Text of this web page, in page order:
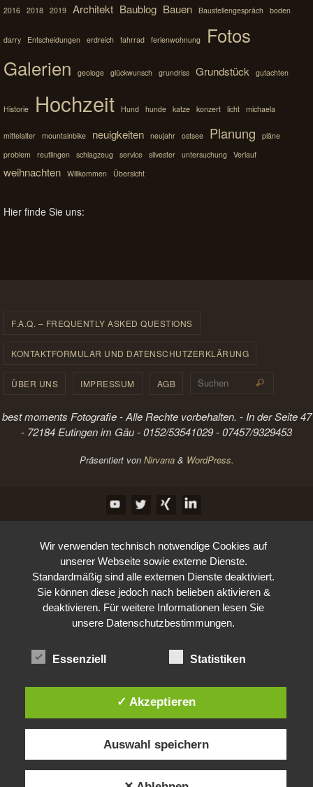
2016 2018 2019 Architekt Baublog Bauen Baustellengespräch boden
darry Entscheidungen erdreich fahrrad ferienwohnung
Fotos
Galerien
geologe glückwunsch grundriss Grundstück gutachten
Historie Hochzeit Hund hunde katze konzert licht michaela
mittelalter mountainbike neuigkeiten neujahr ostsee Planung
pläne
problem
reutlingen schlagzeug service silvester untersuchung Verlauf
weihnachten Willkommen Übersicht
Hier finde Sie uns:
F.A.Q. – FREQUENTLY ASKED QUESTIONS
KONTAKTFORMULAR UND DATENSCHUTZERKLÄRUNG
ÜBER UNS IMPRESSUM AGB Suchen
best moments Fotografie - Alle Rechte vorbehalten. - In der Seite 47
- 72184 Eutingen im Gäu - 0152/53541029 - 07457/9329453
Präsentiert von Nirvana& WordPress.
Wir verwenden technisch notwendige Cookies auf
unserer Webseite sowie externe Dienste.
Standardmäßig sind alle externen Dienste deaktiviert.
Sie können diese jedoch nach belieben aktivieren &
deaktivieren. Für weitere Informationen lesen Sie
unsere Datenschutzbestimmungen.
Essenziell Statistiken
✓ Akzeptieren
Auswahl speichern